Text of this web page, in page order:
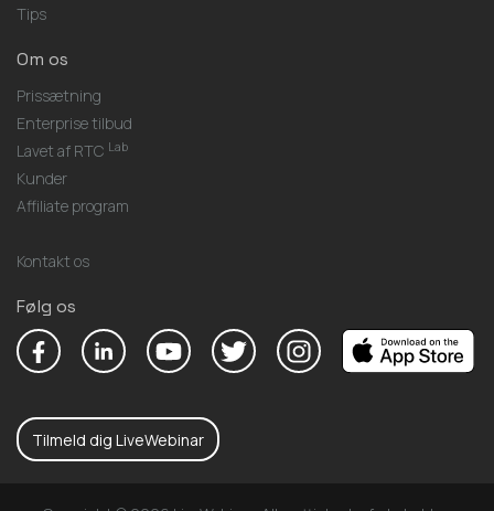
Tips
Om os
Prissætning
Enterprise tilbud
Lavet af RTC Lab
Kunder
Affiliate program
Kontakt os
Følg os
Tilmeld dig LiveWebinar